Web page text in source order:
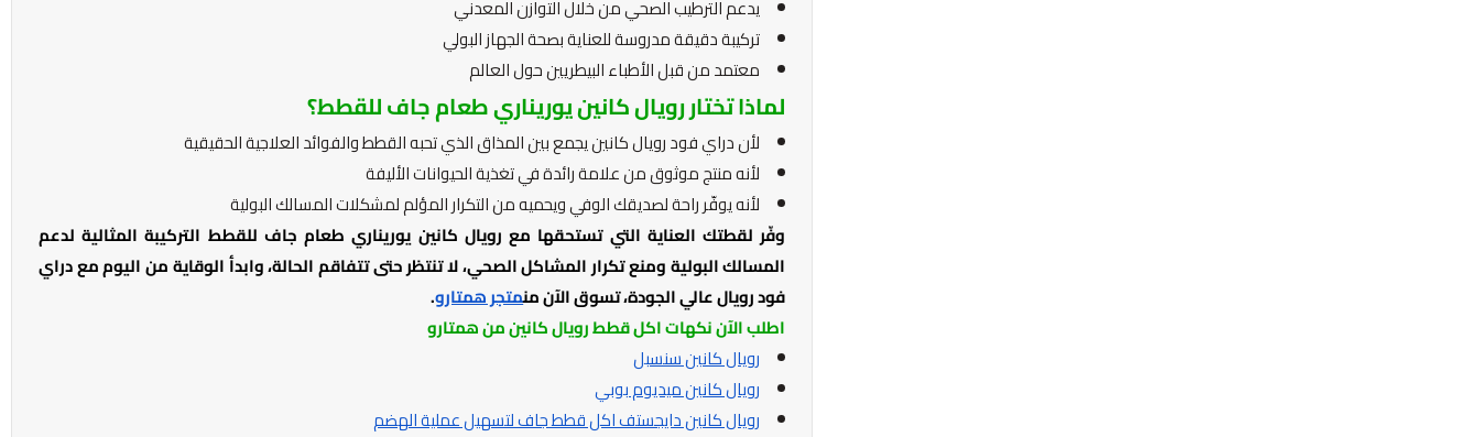
يدعم الترطيب الصحي من خلال التوازن المعدني
تركيبة دقيقة مدروسة للعناية بصحة الجهاز البولي
معتمد من قبل الأطباء البيطريين حول العالم
لماذا تختار رويال كانين يوريناري طعام جاف للقطط؟
لأن دراي فود رويال كانين يجمع بين المذاق الذي تحبه القطط والفوائد العلاجية الحقيقية
لأنه منتج موثوق من علامة رائدة في تغذية الحيوانات الأليفة
لأنه يوفّر راحة لصديقك الوفي ويحميه من التكرار المؤلم لمشكلات المسالك البولية
وفّر لقطتك العناية التي تستحقها مع رويال كانين يوريناري طعام جاف للقطط التركيبة المثالية لدعم
المسالك البولية ومنع تكرار المشاكل الصحي، لا تنتظر حتى تتفاقم الحالة، وابدأ الوقاية من اليوم مع دراي
فود رويال عالي الجودة، تسوق الآن منمتجر همتارو.
اطلب الآن نكهات اكل قطط رويال كانين من همتارو
رويال كانين سنسبل
رويال كانين ميديوم بوبي
رويال كانين دايجستف اكل قطط جاف لتسهيل عملية الهضم